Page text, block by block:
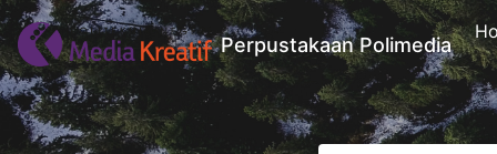
Perpustakaan Polimedia